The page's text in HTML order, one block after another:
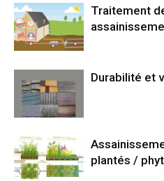
Traitement
Durabilité et
plantés /